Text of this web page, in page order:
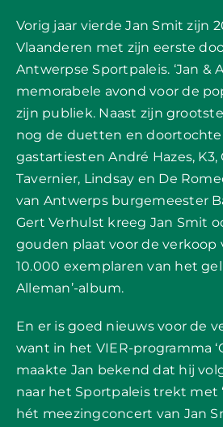
Vorig jaar vierde Jan Smit zijn
Vlaanderen met zijn eerste
Antwerpse Sportpaleis. ‘Jan &
memorabele avond voor de
zijn publiek. Naast zijn
nog de duetten en
gastartiesten André Hazes,
Tavernier, Lindsay en De
van Antwerps burgemeester
Gert Verhulst kreeg Jan Smit
gouden plaat voor de verkoop
10.000 exemplaren van het
Alleman’-album.
En er is goed nieuws voor de
want in het VIER-programma
maakte Jan bekend dat hij
naar het Sportpaleis trekt met
hét meezingconcert van Jan